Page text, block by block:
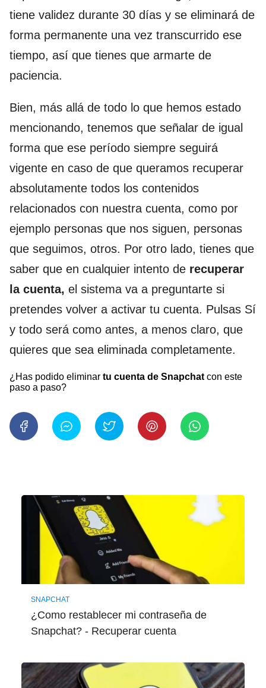
tiene validez durante 30 días y se eliminará de
forma permanente una vez transcurrido ese
tiempo, así que tienes que armarte de
paciencia.
Bien, más allá de todo lo que hemos estado
mencionando, tenemos que señalar de igual
forma que ese período siempre seguirá
vigente en caso de que queramos recuperar
absolutamente todos los contenidos
relacionados con nuestra cuenta, como por
ejemplo personas que nos siguen, personas
que seguimos, otros. Por otro lado, tienes que
saber que en cualquier intento de recuperar
la cuenta, el sistema va a preguntarte si
pretendes volver a activar tu cuenta. Pulsas Sí
y todo será como antes, a menos claro, que
quieres que sea eliminada completamente.
¿Has podido eliminar tu cuenta de Snapchat con este
paso a paso?
SNAPCHAT
¿Como restablecer mi contraseña de
Snapchat? - Recuperar cuenta